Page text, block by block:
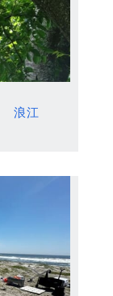
浪江